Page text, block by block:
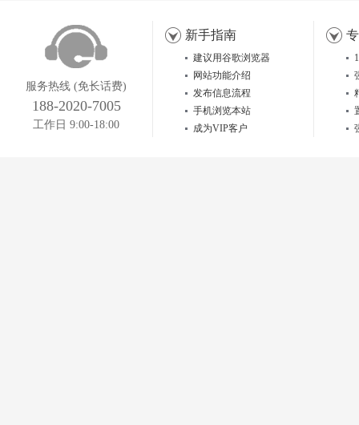
服务热线 (免长话费)
188-2020-7005
工作日 9:00-18:00
新手指南
建议用谷歌浏览器
网站功能介绍
发布信息流程
手机浏览本站
成为VIP客户